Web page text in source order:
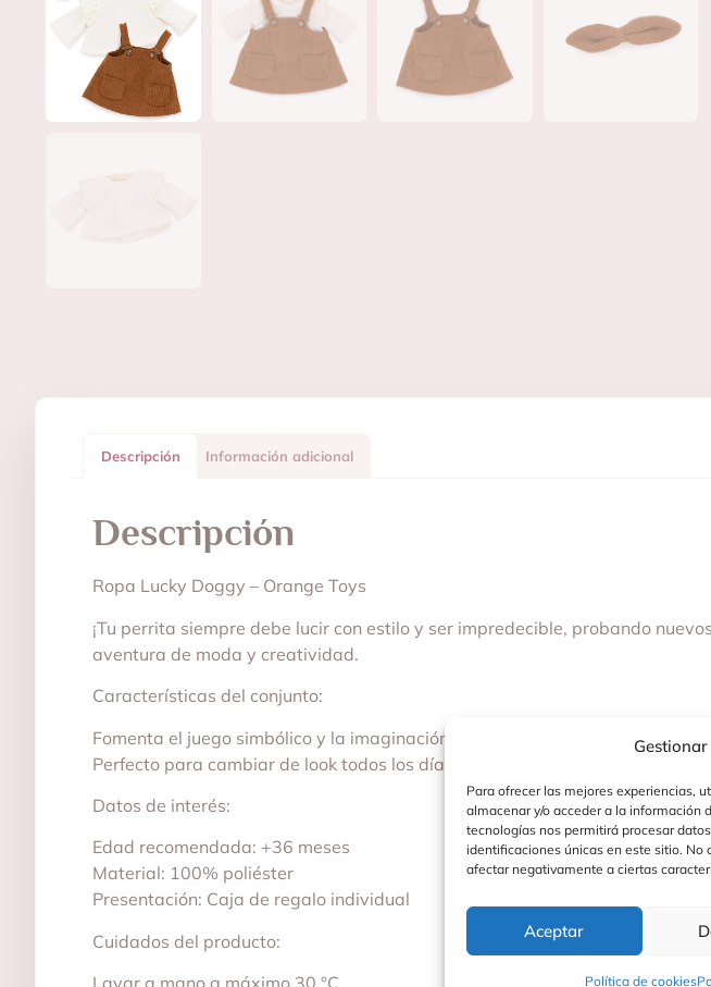
Para ofrecer las mejores experiencias,
almacenar y/o acceder a la información
tecnologías nos permitirá procesar
identificaciones únicas en este sitio.
afectar negativamente a ciertas
Aceptar
Política de cookies
Descripción Información adicional
Descripción
Ropa Lucky Doggy – Orange Toys
¡Tu perrita siempre debe lucir con estilo y ser impredecible, probando
aventura de moda y creatividad.
Características del conjunto:
Fomenta el juego simbólico y la imaginación
Perfecto para cambiar de look todos los días
Datos de interés:
Edad recomendada: +36 meses
Material: 100% poliéster
Presentación: Caja de regalo individual
Cuidados del producto: